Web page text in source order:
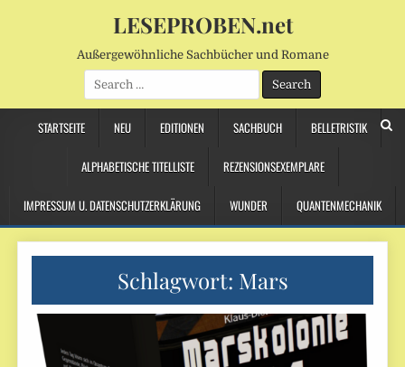
LESEPROBEN.net
Außergewöhnliche Sachbücher und Romane
Search
for:
STARTSEITE NEU EDITIONEN SACHBUCH BELLETRISTIK
ALPHABETISCHE TITELLISTE REZENSIONSEXEMPLARE
IMPRESSUM U. DATENSCHUTZERKLÄRUNG WUNDER QUANTENMECHANIK
Schlagwort: Mars